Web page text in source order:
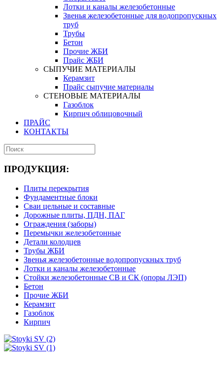
Лотки и каналы железобетонные
Звенья железобетонные для водопропускных
труб
Трубы
Бетон
Прочие ЖБИ
Прайс ЖБИ
СЫПУЧИЕ МАТЕРИАЛЫ
Керамзит
Прайс сыпучие материалы
СТЕНОВЫЕ МАТЕРИАЛЫ
Газоблок
Кирпич облицовочный
ПРАЙС
КОНТАКТЫ
ПРОДУКЦИЯ:
Плиты перекрытия
Фундаментные блоки
Сваи цельные и составные
Дорожные плиты, ПДН, ПАГ
Ограждения (заборы)
Перемычки железобетонные
Детали колодцев
Трубы ЖБИ
Звенья железобетонные водопропускных труб
Лотки и каналы железобетонные
Стойки железобетонные СВ и СК (опоры ЛЭП)
Бетон
Прочие ЖБИ
Керамзит
Газоблок
Кирпич